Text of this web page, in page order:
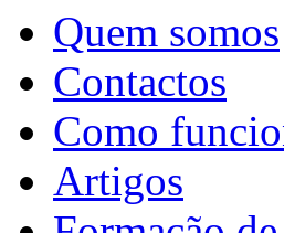
Quem somos
Contactos
Como
Artigos